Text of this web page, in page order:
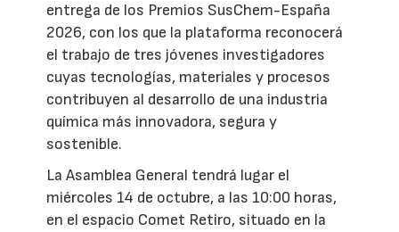
entrega de los Premios SusChem-España
2026, con los que la plataforma reconocerá
el trabajo de tres jóvenes investigadores
cuyas tecnologías, materiales y procesos
contribuyen al desarrollo de una industria
química más innovadora, segura y
sostenible.
La Asamblea General tendrá lugar el
miércoles 14 de octubre, a las 10:00 horas,
en el espacio Comet Retiro, situado en la